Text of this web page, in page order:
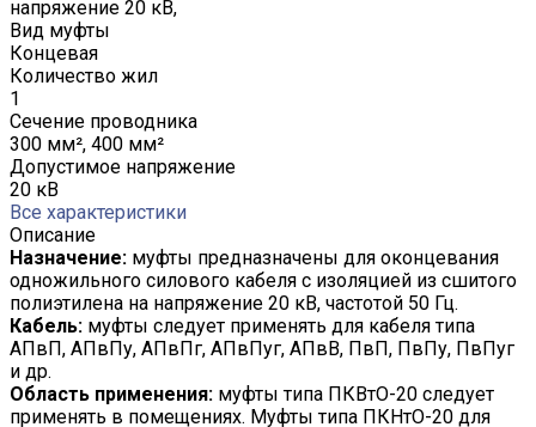
напряжение 20 кВ,
Вид муфты
Концевая
Количество жил
1
Сечение проводника
300 мм², 400 мм²
Допустимое напряжение
20 кВ
Все характеристики
Описание
Назначение: муфты предназначены для оконцевания
одножильного силового кабеля с изоляцией из сшитого
полиэтилена на напряжение 20 кВ, частотой 50 Гц.
Кабель: муфты следует применять для кабеля типа
АПвП, АПвПу, АПвПг, АПвПуг, АПвВ, ПвП, ПвПу, ПвПуг
и др.
Область применения: муфты типа ПКВтО-20 следует
применять в помещениях. Муфты типа ПКНтО-20 для